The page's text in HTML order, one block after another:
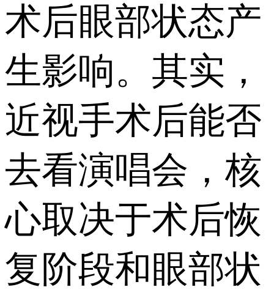
术后眼部状态产
生影响。其实，
近视手术后能否
去看演唱会，核
心取决于术后恢
复阶段和眼部状